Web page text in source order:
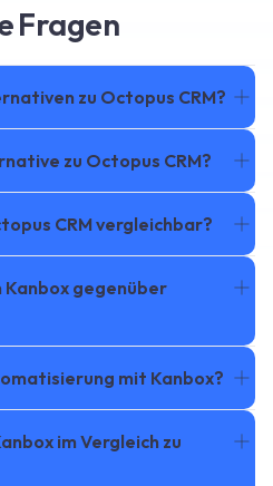
Fragen
zu Octopus CRM?
zu Octopus CRM?
CRM vergleichbar?
Kanbox gegenüber
mit Kanbox?
im Vergleich zu